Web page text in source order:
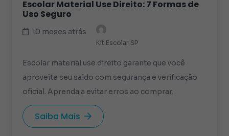
Escolar Material Use Direito: 7 Formas de
Uso Seguro
10 meses atrás
Kit Escolar SP
Escolar material use direito garante que você
aproveite seu saldo com segurança e verificação
oficial. Aprenda a evitar erros ao comprar.
Saiba Mais